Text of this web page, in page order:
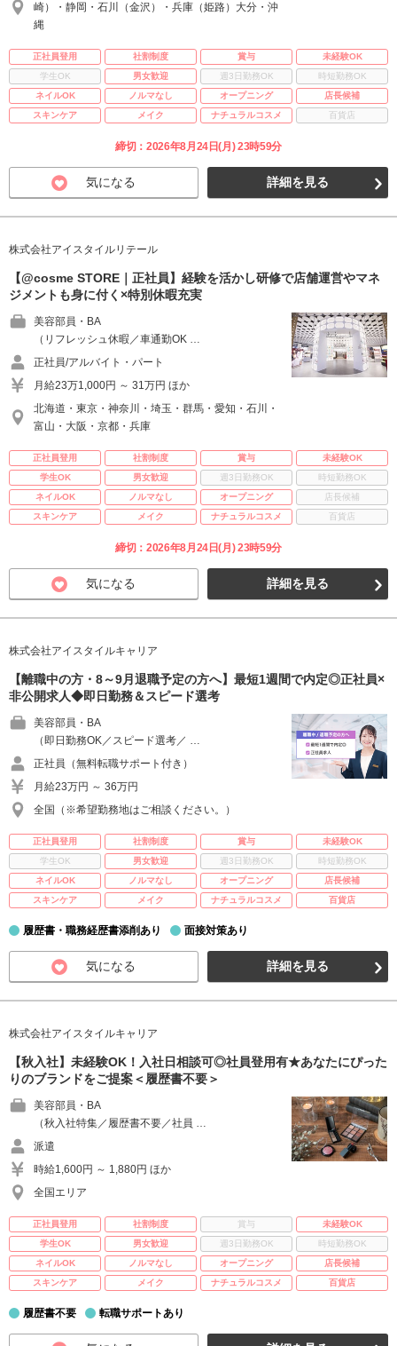
崎）・静岡・石川（金沢）・兵庫（姫路）大分・沖
縄
正社員登用 社割制度 賞与
未経験OK
学生OK
男女歓迎 週3日勤務OK
時短勤務OK
ネイルOK
ノルマなし オープニング
店長候補
スキンケア
メイク ナチュラルコスメ 百貨店
締切：2026年8月24日(月) 23時59分
気になる 詳細を見る
株式会社アイスタイルリテール
【@cosme STORE｜正社員】経験を活かし研修で店舗運営やマネ
ジメントも身に付く×特別休暇充実
美容部員・BA
（リフレッシュ休暇／車通勤OK …
正社員/アルバイト・パート
月給23万1,000円 ～ 31万円 ほか
北海道・東京・神奈川・埼玉・群馬・愛知・石川・
富山・大阪・京都・兵庫
正社員登用 社割制度 賞与
未経験OK
学生OK
男女歓迎 週3日勤務OK
時短勤務OK
ネイルOK
ノルマなし オープニング
店長候補
スキンケア
メイク ナチュラルコスメ 百貨店
締切：2026年8月24日(月) 23時59分
気になる 詳細を見る
株式会社アイスタイルキャリア
【離職中の方・8～9月退職予定の方へ】最短1週間で内定◎正社員×
非公開求人◆即日勤務＆スピード選考
美容部員・BA
（即日勤務OK／スピード選考／ …
正社員（無料転職サポート付き）
月給23万円 ～ 36万円
全国（※希望勤務地はご相談ください。）
正社員登用 社割制度 賞与
未経験OK
学生OK
男女歓迎 週3日勤務OK
時短勤務OK
ネイルOK
ノルマなし オープニング
店長候補
スキンケア
メイク ナチュラルコスメ 百貨店
履歴書・職務経歴書添削あり 面接対策あり
気になる 詳細を見る
株式会社アイスタイルキャリア
【秋入社】未経験OK！入社日相談可◎社員登用有★あなたにぴった
りのブランドをご提案＜履歴書不要＞
美容部員・BA
（秋入社特集／履歴書不要／社員 …
派遣
時給1,600円 ～ 1,880円 ほか
全国エリア
正社員登用 社割制度 賞与
未経験OK
学生OK
男女歓迎 週3日勤務OK
時短勤務OK
ネイルOK
ノルマなし オープニング
店長候補
スキンケア
メイク ナチュラルコスメ 百貨店
履歴書不要 転職サポートあり